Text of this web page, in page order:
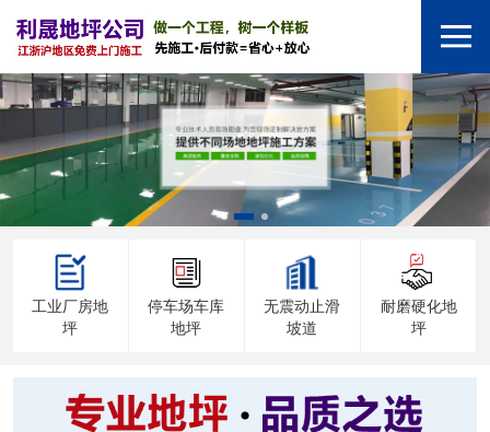
工业厂房地
坪
停车场车库
地坪
无震动止滑
坡道
耐磨硬化地
坪